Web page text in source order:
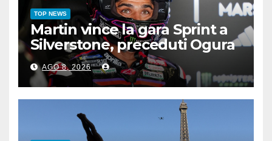
TOP NEWS
Martin vince la gara Sprint a
Silverstone, preceduti Ogura
e Bezzecchi
AGO 8, 2026